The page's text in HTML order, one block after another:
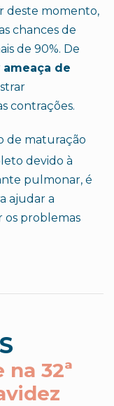
deste momento,
chances de
de 90%. De
ameaça de
contrações.
de maturação
devido à
pulmonar, é
ajudar a
os problemas
32ª